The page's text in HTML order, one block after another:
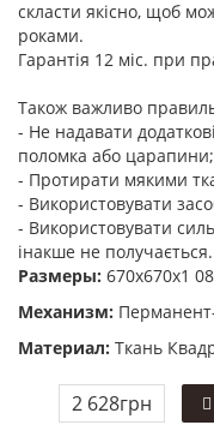
скласти якісно, щоб
роками.
Гарантія 12 міс. при
Також важливо
- Не надавати
поломка або царапини;
- Протирати мякими
- Використовувати
- Використовувати
інакше не получається.
Размеры: 670x670x1
Механизм:
Материал: Ткань
2 628грн